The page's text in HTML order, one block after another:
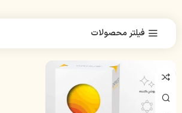
فیلتر محصولات